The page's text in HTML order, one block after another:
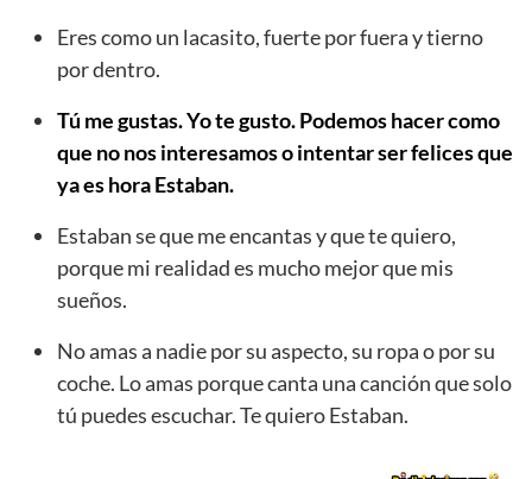
Eres como un lacasito, fuerte por fuera y tierno
por dentro.
Tú me gustas. Yo te gusto. Podemos hacer como
que no nos interesamos o intentar ser felices que
ya es hora Estaban.
Estaban se que me encantas y que te quiero,
porque mi realidad es mucho mejor que mis
sueños.
No amas a nadie por su aspecto, su ropa o por su
coche. Lo amas porque canta una canción que solo
tú puedes escuchar. Te quiero Estaban.